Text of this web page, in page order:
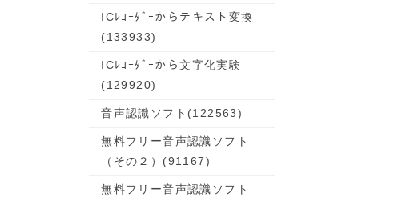
ICﾚｺｰﾀﾞｰからテキスト変換
(133933)
ICﾚｺｰﾀﾞｰから文字化実験
(129920)
音声認識ソフト (122563)
無料フリー音声認識ソフト
（その２） (91167)
無料フリー音声認識ソフト